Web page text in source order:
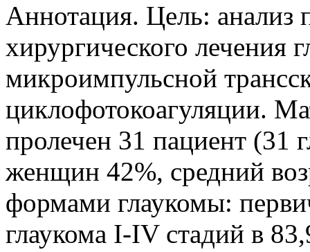
Аннотация. Цель: анализ
хирургического лечения
микроимпульсной
циклофотокоагуляции.
пролечен 31 пациент (31
женщин 42%, средний
формами глаукомы:
глаукома I-IV стадий в